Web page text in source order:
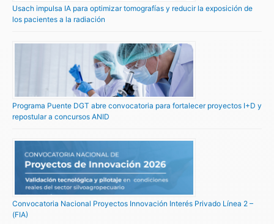
Usach impulsa IA para optimizar tomografías y reducir la exposición de
los pacientes a la radiación
Programa Puente DGT abre convocatoria para fortalecer proyectos I+D y
repostular a concursos ANID
Convocatoria Nacional Proyectos Innovación Interés Privado Línea 2 –
(FIA)